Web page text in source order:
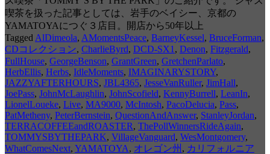
喫茶を扱った記事としては、岩手のベイシー、京都の
YAMATOYAにつぐ３店目。開店から50年以上
Tagged AlDimeola, AMomentsPeace, BarneyKessel, BruceForman,
CDコレクション, CharlieByrd, DCD-SX1 , Denon, Fitzgerald,
FullHouse, GeorgeBenson, GrantGreen, GretchenParlato,
HerbEllis, Herbs, IdleMoments, IMAGINARYSTORY,
JAZZYAFTERHOURS, JBL4365, JesseVanRuller, JimHall,
JoePass, JohnMcLaughlin, JohnScofield, KennyBurrell, LeanIn,
LionelLoueke, Live, MA9000, McIntosh, PacoDelucia, Pass,
PatMetheny, PeterBernstein, QuestionAndAnswer, StanleyJordan,
TERRACOFFEEandROASTER, ThePollWinnersRideAgain,
TOMMYSBYTHEPARK, VillageVanguard, WesMontgomery,
WhatComesNext, YAMATOYA, オレゴン州 , カリフォルニア